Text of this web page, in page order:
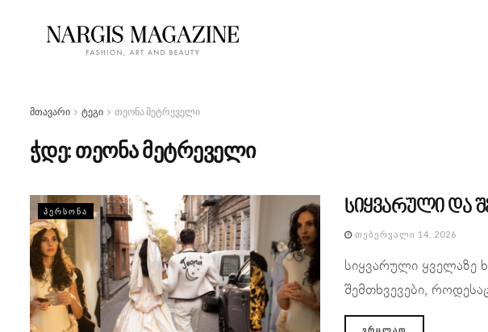
მთავარი ტეგი თეონა მეტრეველი
ჭდე:თეონა მეტრეველი
ᲞᲔᲠᲡᲝᲜᲐ სიყვარული და
ᲗᲔᲑᲔᲠᲕᲐᲚᲘ 14, 2026
სიყვარული ყველაზე
შემთხვევები,
ᲕᲠᲪᲚᲐᲓ